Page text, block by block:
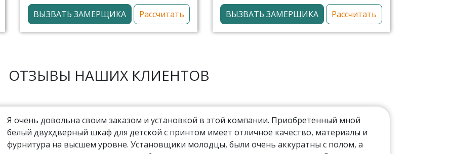
ВЫЗВАТЬ ЗАМЕРЩИКА Рассчитать ВЫЗВАТЬ ЗАМЕРЩИКА Рассчитать
ОТЗЫВЫ НАШИХ КЛИЕНТОВ
Я очень довольна своим заказом и установкой в этой компании. Приобретенный мной
белый двухдверный шкаф для детской с принтом имеет отличное качество, материалы и
фурнитура на высшем уровне. Установщики молодцы, были очень аккуратны с полом, а